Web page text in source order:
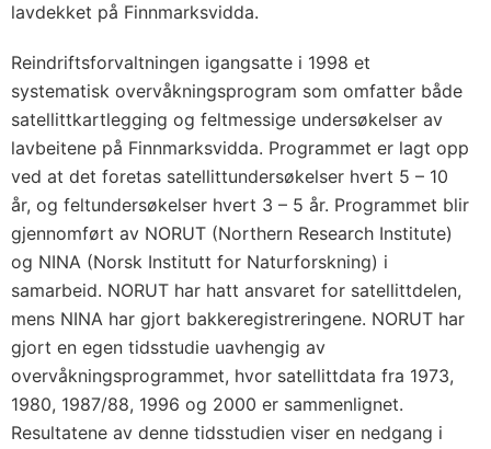
lavdekket på Finnmarksvidda.
Reindriftsforvaltningen igangsatte i 1998 et
systematisk overvåkningsprogram som omfatter både
satellittkartlegging og feltmessige undersøkelser av
lavbeitene på Finnmarksvidda. Programmet er lagt opp
ved at det foretas satellittundersøkelser hvert 5 – 10
år, og feltundersøkelser hvert 3 – 5 år. Programmet blir
gjennomført av NORUT (Northern Research Institute)
og NINA (Norsk Institutt for Naturforskning) i
samarbeid. NORUT har hatt ansvaret for satellittdelen,
mens NINA har gjort bakkeregistreringene. NORUT har
gjort en egen tidsstudie uavhengig av
overvåkningsprogrammet, hvor satellittdata fra 1973,
1980, 1987/88, 1996 og 2000 er sammenlignet.
Resultatene av denne tidsstudien viser en nedgang i